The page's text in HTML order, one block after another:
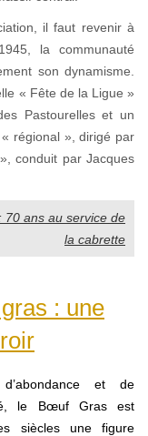
il faut revenir à
la communauté
son dynamisme.
« Fête de la Ligue »
Pastourelles et un
régional », dirigé par
conduit par Jacques
70 ans au service de
la cabrette
: une
d’abondance et de
le Bœuf Gras est
siècles une figure